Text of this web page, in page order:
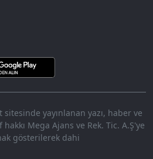
yayınlanan yazı, haber ve
Mega Ajans ve Rek. Tic. A.Ş'ye
gösterilerek dahi